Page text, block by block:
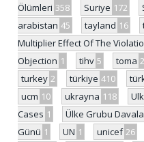
Ölümleri 358 Suriye 172
arabistan 45 tayland 16
Multiplier Effect Of The
Objection 1 tihv 5 toma 2
turkey 2 türkiye 410
ucm 10 ukrayna 118
Cases 1 Ülke Grubu
Günü 1 UN 1 unicef 26